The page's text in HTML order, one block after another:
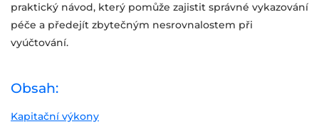
praktický návod, který pomůže zajistit správné vykazování
péče a předejít zbytečným nesrovnalostem při
vyúčtování.
Obsah:
Kapitační výkony